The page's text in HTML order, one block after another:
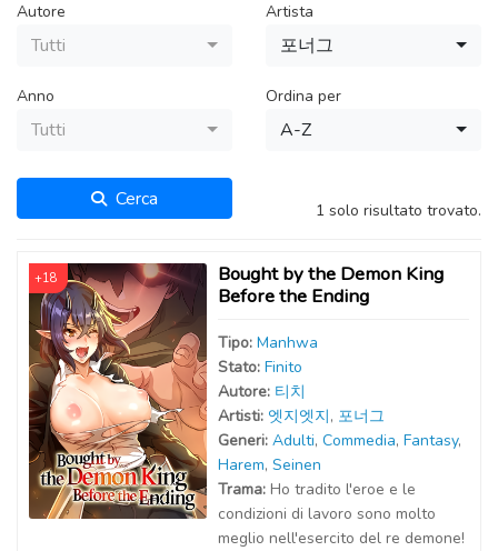
Autore
Tutti
Artista
포너그
Anno
Tutti
Ordina per
A-Z
Cerca 1 solo risultato trovato.
+18
Bought by the Demon King
Before the Ending
Tipo: Manhwa
Stato: Finito
Autore: 티치
Artisti: 엣지엣지, 포너그
Generi: Adulti, Commedia, Fantasy,
Harem, Seinen
Trama: Ho tradito l'eroe e le
condizioni di lavoro sono molto
meglio nell'esercito del re demone!